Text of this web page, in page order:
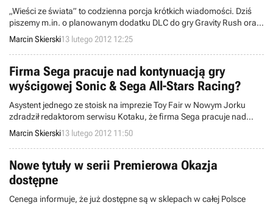
„Wieści ze świata” to codzienna porcja krótkich wiadomości. Dziś
piszemy m.in. o planowanym dodatku DLC do gry Gravity Rush oraz
dwóch znakach towarowych zarejestrowanych przez firmę Square
Enix.
Marcin Skierski13 lutego 2012 12:25
Firma Sega pracuje nad kontynuacją gry
wyścigowej Sonic & Sega All-Stars Racing?
Asystent jednego ze stoisk na imprezie Toy Fair w Nowym Jorku
zdradził redaktorom serwisu Kotaku, że firma Sega pracuje nad
kontynuacją gry wyścigowej Sonic & Sega All-Stars Racing.
Marcin Skierski13 lutego 2012 11:50
Nowe tytuły w serii Premierowa Okazja
dostępne
Cenega informuje, że już dostępne są w sklepach w całej Polsce